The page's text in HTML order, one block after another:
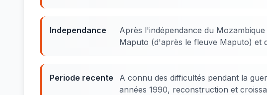
Independance
Après l'indépendance du
Maputo (d'après le fleuve Maputo) et
Periode recente
A connu des difficultés pendant la
années 1990, reconstruction et